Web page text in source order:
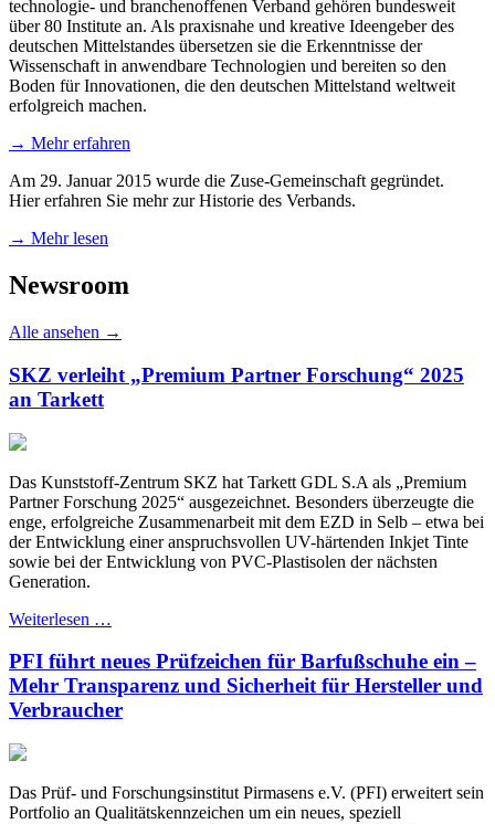
technologie- und branchenoffenen Verband gehören bundesweit
über 80 Institute an. Als praxisnahe und kreative Ideengeber des
deutschen Mittelstandes übersetzen sie die Erkenntnisse der
Wissenschaft in anwendbare Technologien und bereiten so den
Boden für Innovationen, die den deutschen Mittelstand weltweit
erfolgreich machen.
→ Mehr erfahren
Am 29. Januar 2015 wurde die Zuse-Gemeinschaft gegründet.
Hier erfahren Sie mehr zur Historie des Verbands.
→ Mehr lesen
Newsroom
Alle ansehen →
SKZ verleiht „Premium Partner Forschung“ 2025
an Tarkett
Das Kunststoff-Zentrum SKZ hat Tarkett GDL S.A als „Premium
Partner Forschung 2025“ ausgezeichnet. Besonders überzeugte die
enge, erfolgreiche Zusammenarbeit mit dem EZD in Selb – etwa bei
der Entwicklung einer anspruchsvollen UV-härtenden Inkjet Tinte
sowie bei der Entwicklung von PVC-Plastisolen der nächsten
Generation.
Weiterlesen …
PFI führt neues Prüfzeichen für Barfußschuhe ein –
Mehr Transparenz und Sicherheit für Hersteller und
Verbraucher
Das Prüf- und Forschungsinstitut Pirmasens e.V. (PFI) erweitert sein
Portfolio an Qualitätskennzeichen um ein neues, speziell